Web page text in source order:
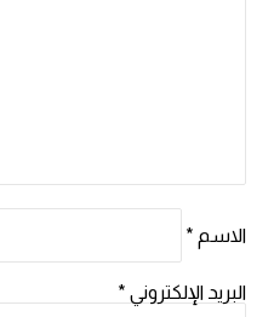
الاسم *
البريد الإلكتروني *